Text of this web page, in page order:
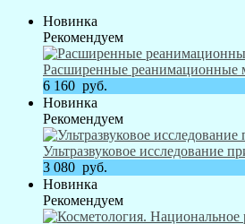
Новинка
Рекомендуем
Расширенные реанимационные
6 160 руб.
Новинка
Рекомендуем
Ультразвуковое исследование
3 080 руб.
Новинка
Рекомендуем